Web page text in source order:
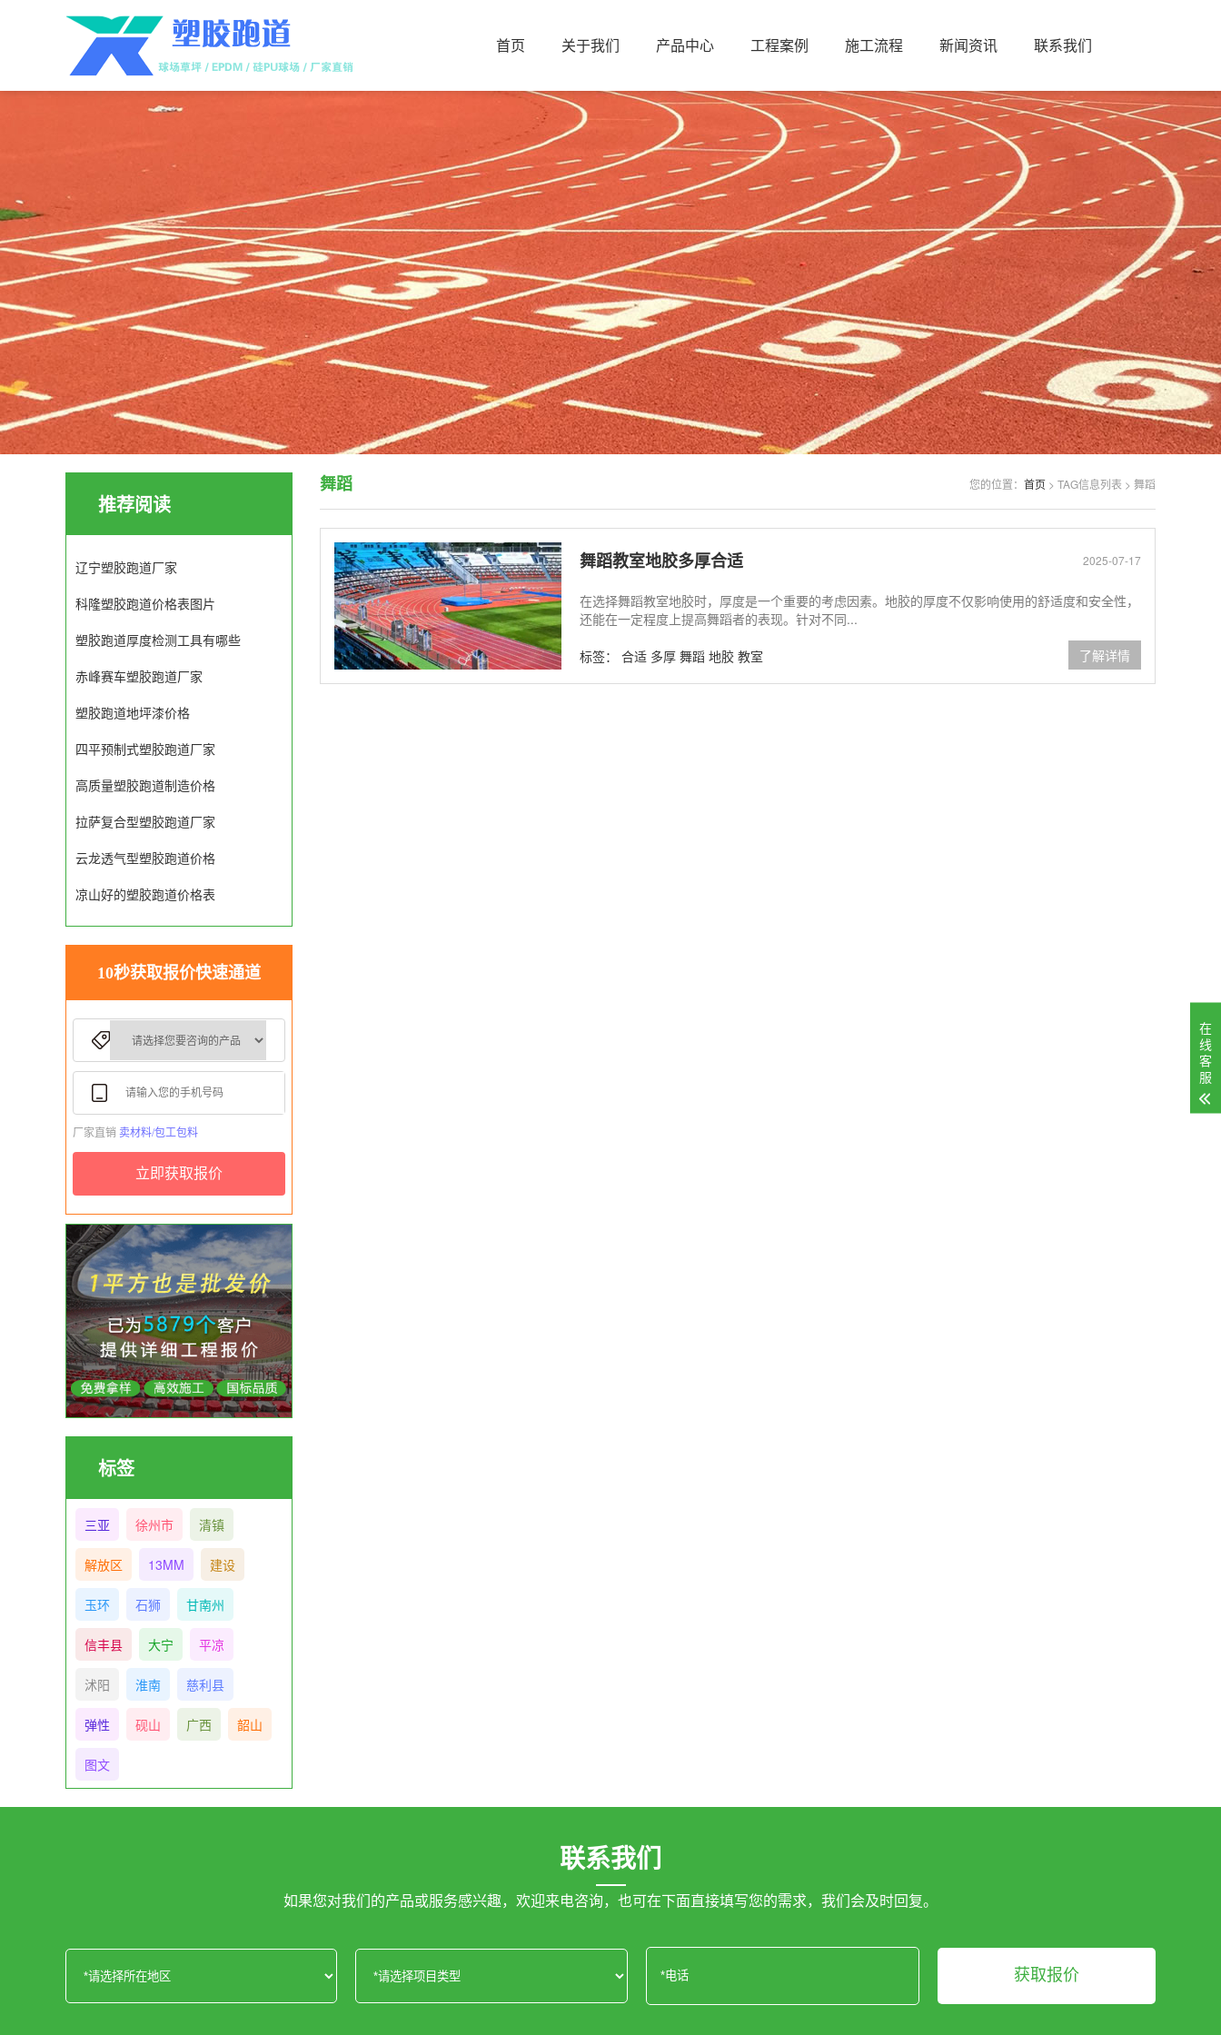
首页 关于我们 产品中心 工程案例 施工流程 新闻资讯 联系我们
推荐阅读
辽宁塑胶跑道厂家
科隆塑胶跑道价格表图片
塑胶跑道厚度检测工具有哪些
赤峰赛车塑胶跑道厂家
塑胶跑道地坪漆价格
四平预制式塑胶跑道厂家
高质量塑胶跑道制造价格
拉萨复合型塑胶跑道厂家
云龙透气型塑胶跑道价格
凉山好的塑胶跑道价格表
10秒获取报价快速通道
厂家直销卖材料/包工包料
立即获取报价
标签
三亚 徐州市 清镇
解放区 13MM 建设
玉环 石狮 甘南州
信丰县 大宁 平凉
沭阳 淮南 慈利县
弹性 砚山 广西 韶山
图文
您的位置： 首页 > TAG信息列表 > 舞蹈
舞蹈
2025-07-17
舞蹈教室地胶多厚合适
在选择舞蹈教室地胶时，厚度是一个重要的考虑因素。地胶的厚度不仅影响使用的舒适度和安全性，
还能在一定程度上提高舞蹈者的表现。针对不同...
了解详情
标签： 合适 多厚 舞蹈 地胶 教室
联系我们
如果您对我们的产品或服务感兴趣，欢迎来电咨询，也可在下面直接填写您的需求，我们会及时回复。
获取报价
在
线
客
服